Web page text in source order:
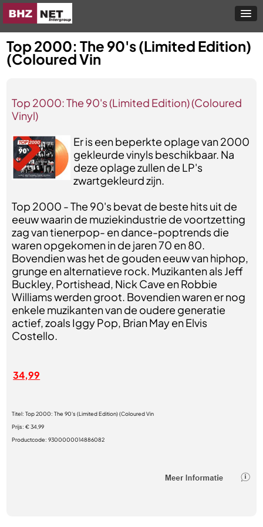
Top 2000: The 90's (Limited Edition)
(Coloured Vin
Top 2000: The 90's (Limited Edition) (Coloured
Vinyl)
Er is een beperkte oplage van 2000
gekleurde vinyls beschikbaar. Na
deze oplage zullen de LP's
zwartgekleurd zijn.
Top 2000 - The 90's bevat de beste hits uit de
eeuw waarin de muziekindustrie de voortzetting
zag van tienerpop- en dance-poptrends die
waren opgekomen in de jaren 70 en 80.
Bovendien was het de gouden eeuw van hiphop,
grunge en alternatieve rock. Muzikanten als Jeff
Buckley, Portishead, Nick Cave en Robbie
Williams werden groot. Bovendien waren er nog
enkele muzikanten van de oudere generatie
actief, zoals Iggy Pop, Brian May en Elvis
Costello.
34,99
Titel:Top 2000: The 90's (Limited Edition) (Coloured Vin
Prijs:€ 34,99
Productcode:9300000014886082